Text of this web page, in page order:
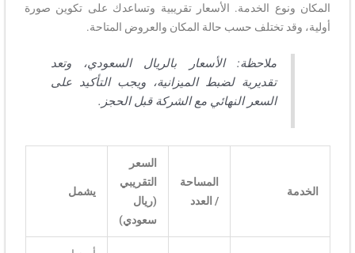
المكان ونوع الخدمة. الأسعار تقريبية وتساعدك على تكوين صورة
أولية، وقد تختلف حسب حالة المكان والعروض المتاحة.
ملاحظة: الأسعار بالريال السعودي، وتعد
تقديرية لضبط الميزانية، ويجب التأكيد على
السعر النهائي مع الشركة قبل الحجز.
الخدمة
المساحة
/ العدد
السعر
التقريبي
(ريال
سعودي)
يشمل